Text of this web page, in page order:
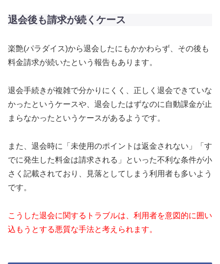
退会後も請求が続くケース
楽艶(パラダイス)から退会したにもかかわらず、その後も
料金請求が続いたという報告もあります。
退会手続きが複雑で分かりにくく、正しく退会できていな
かったというケースや、退会したはずなのに自動課金が止
まらなかったというケースがあるようです。
また、退会時に「未使用のポイントは返金されない」「す
でに発生した料金は請求される」といった不利な条件が小
さく記載されており、見落としてしまう利用者も多いよう
です。
こうした退会に関するトラブルは、利用者を意図的に囲い
込もうとする悪質な手法と考えられます。